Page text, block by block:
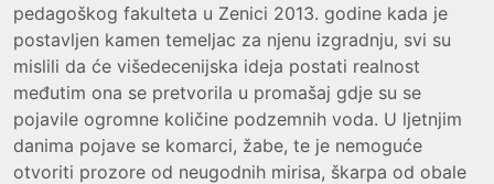
pedagoškog fakulteta u Zenici 2013. godine kada je
postavljen kamen temeljac za njenu izgradnju, svi su
mislili da će višedecenijska ideja postati realnost
međutim ona se pretvorila u promašaj gdje su se
pojavile ogromne količine podzemnih voda. U ljetnjim
danima pojave se komarci, žabe, te je nemoguće
otvoriti prozore od neugodnih mirisa, škarpa od obale